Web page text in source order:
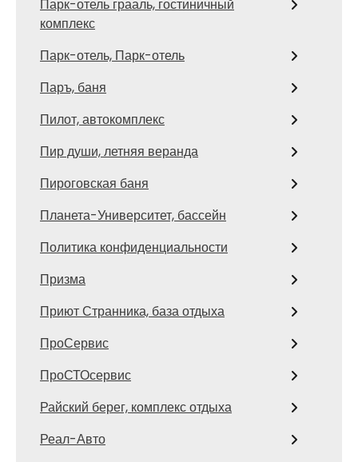
Парк-отель грааль, гостиничный
комплекс
Парк-отель, Парк-отель
Паръ, баня
Пилот, автокомплекс
Пир души, летняя веранда
Пироговская баня
Планета-Университет, бассейн
Политика конфиденциальности
Призма
Приют Странника, база отдыха
ПроСервис
ПроСТОсервис
Райский берег, комплекс отдыха
Реал-Авто